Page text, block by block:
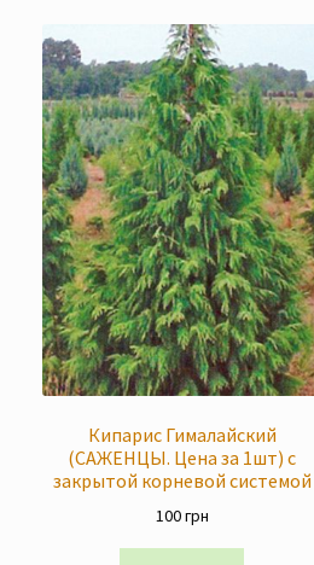
Кипарис Гималайский
(САЖЕНЦЫ. Цена за 1шт) с
закрытой корневой системой
100грн